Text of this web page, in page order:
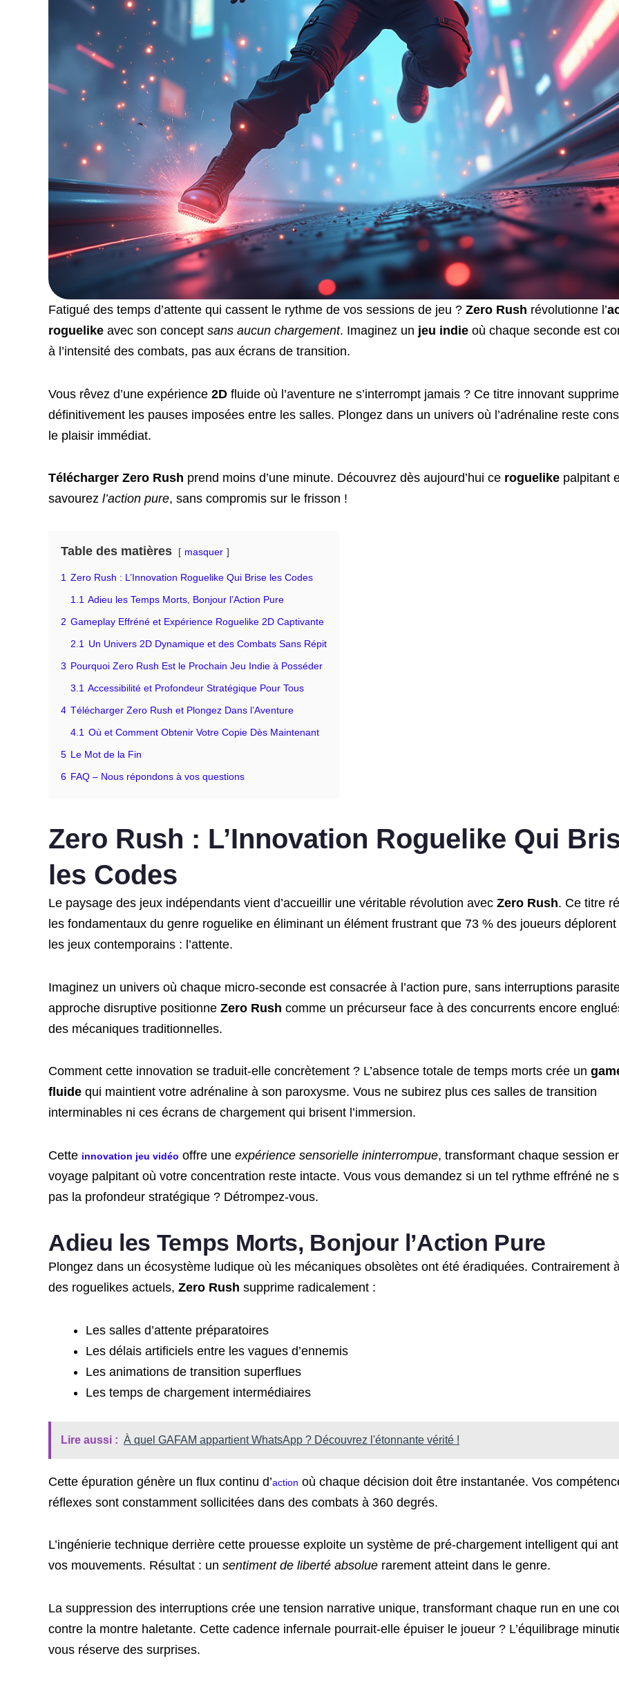
Fatigué des temps d’attente qui cassent le rythme de vos sessions de jeu ?Zero Rush révolutionne l’
roguelike avec son conceptsans aucun chargement. Imaginez un jeu indie où chaque seconde est
à l’intensité des combats, pas aux écrans de transition.
Vous rêvez d’une expérience2D fluide où l’aventure ne s’interrompt jamais ? Ce titre innovant supprime
définitivement les pauses imposées entre les salles. Plongez dans un univers où l’adrénaline reste
le plaisir immédiat.
Télécharger Zero Rush prend moins d’une minute. Découvrez dès aujourd’hui ce roguelike palpitant
savourezl’action pure, sans compromis sur le frisson !
Table des matières masquer
1 Zero Rush : L’Innovation Roguelike Qui Brise les Codes
1.1 Adieu les Temps Morts, Bonjour l’Action Pure
2 Gameplay Effréné et Expérience Roguelike 2D Captivante
2.1 Un Univers 2D Dynamique et des Combats Sans Répit
3 Pourquoi Zero Rush Est le Prochain Jeu Indie à Posséder
3.1 Accessibilité et Profondeur Stratégique Pour Tous
4 Télécharger Zero Rush et Plongez Dans l’Aventure
4.1 Où et Comment Obtenir Votre Copie Dès Maintenant
5 Le Mot de la Fin
6 FAQ – Nous répondons à vos questions
Zero Rush : L’Innovation Roguelike Qui
les Codes
Le paysage des jeux indépendants vient d’accueillir une véritable révolution avecZero Rush. Ce titre
les fondamentaux du genre roguelike en éliminant un élément frustrant que 73 % des joueurs
les jeux contemporains : l’attente.
Imaginez un univers où chaque micro-seconde est consacrée à l’action pure, sans interruptions
approche disruptive positionneZero Rush comme un précurseur face à des concurrents encore
des mécaniques traditionnelles.
Comment cette innovation se traduit-elle concrètement ? L’absence totale de temps morts crée un
fluide qui maintient votre adrénaline à son paroxysme. Vous ne subirez plus ces salles de transition
interminables ni ces écrans de chargement qui brisent l’immersion.
Cette innovation jeu vidéo offre uneexpérience sensorielle ininterrompue, transformant chaque session
voyage palpitant où votre concentration reste intacte. Vous vous demandez si un tel rythme effréné ne
pas la profondeur stratégique ? Détrompez-vous.
Adieu les Temps Morts, Bonjour l’Action Pure
Plongez dans un écosystème ludique où les mécaniques obsolètes ont été éradiquées. Contrairement
des roguelikes actuels,Zero Rush supprime radicalement :
Les salles d’attente préparatoires
Les délais artificiels entre les vagues d’ennemis
Les animations de transition superflues
Les temps de chargement intermédiaires
Lire aussi : À quel GAFAM appartient WhatsApp ? Découvrez l'étonnante vérité !
Cette épuration génère un flux continu d’action où chaque décision doit être instantanée. Vos
réflexes sont constamment sollicitées dans des combats à 360 degrés.
L’ingénierie technique derrière cette prouesse exploite un système de pré-chargement intelligent qui
vos mouvements. Résultat : unsentiment de liberté absolue rarement atteint dans le genre.
La suppression des interruptions crée une tension narrative unique, transformant chaque run en une
contre la montre haletante. Cette cadence infernale pourrait-elle épuiser le joueur ? L’équilibrage
vous réserve des surprises.